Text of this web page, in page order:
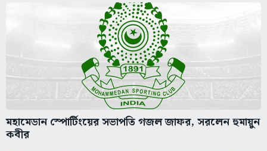
মহামেডান স্পোর্টিংয়ের সভাপতি গজল জাফর, সরলেন হুমায়ুন
কবীর